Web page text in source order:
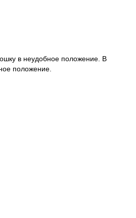
в неудобное положение. В
положение.